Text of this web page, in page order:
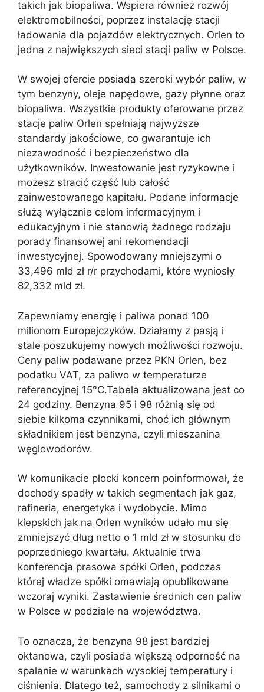
takich jak biopaliwa. Wspiera również rozwój
elektromobilności, poprzez instalację stacji
ładowania dla pojazdów elektrycznych. Orlen to
jedna z największych sieci stacji paliw w Polsce.
W swojej ofercie posiada szeroki wybór paliw, w
tym benzyny, oleje napędowe, gazy płynne oraz
biopaliwa. Wszystkie produkty oferowane przez
stacje paliw Orlen spełniają najwyższe
standardy jakościowe, co gwarantuje ich
niezawodność i bezpieczeństwo dla
użytkowników. Inwestowanie jest ryzykowne i
możesz stracić część lub całość
zainwestowanego kapitału. Podane informacje
służą wyłącznie celom informacyjnym i
edukacyjnym i nie stanowią żadnego rodzaju
porady finansowej ani rekomendacji
inwestycyjnej. Spowodowany mniejszymi o
33,496 mld zł r/r przychodami, które wyniosły
82,332 mld zł.
Zapewniamy energię i paliwa ponad 100
milionom Europejczyków. Działamy z pasją i
stale poszukujemy nowych możliwości rozwoju.
Ceny paliw podawane przez PKN Orlen, bez
podatku VAT, za paliwo w temperaturze
referencyjnej 15°C.Tabela aktualizowana jest co
24 godziny. Benzyna 95 i 98 różnią się od
siebie kilkoma czynnikami, choć ich głównym
składnikiem jest benzyna, czyli mieszanina
węglowodorów.
W komunikacie płocki koncern poinformował, że
dochody spadły w takich segmentach jak gaz,
rafineria, energetyka i wydobycie. Mimo
kiepskich jak na Orlen wyników udało mu się
zmniejszyć dług netto o 1 mld zł w stosunku do
poprzedniego kwartału. Aktualnie trwa
konferencja prasowa spółki Orlen, podczas
której władze spółki omawiają opublikowane
wczoraj wyniki. Zastawienie średnich cen paliw
w Polsce w podziale na województwa.
To oznacza, że benzyna 98 jest bardziej
oktanowa, czyli posiada większą odporność na
spalanie w warunkach wysokiej temperatury i
ciśnienia. Dlatego też, samochody z silnikami o